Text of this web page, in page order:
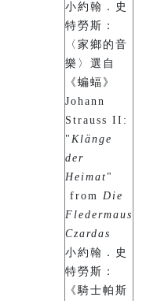
小約翰．史
特勞斯：
〈家鄉的音
樂〉選自
《蝙蝠》
Johann
Strauss II:
" Klänge
der
Heimat "
from Die
Fledermaus
Czardas
小約翰．史
特勞斯：
《騎士帕斯